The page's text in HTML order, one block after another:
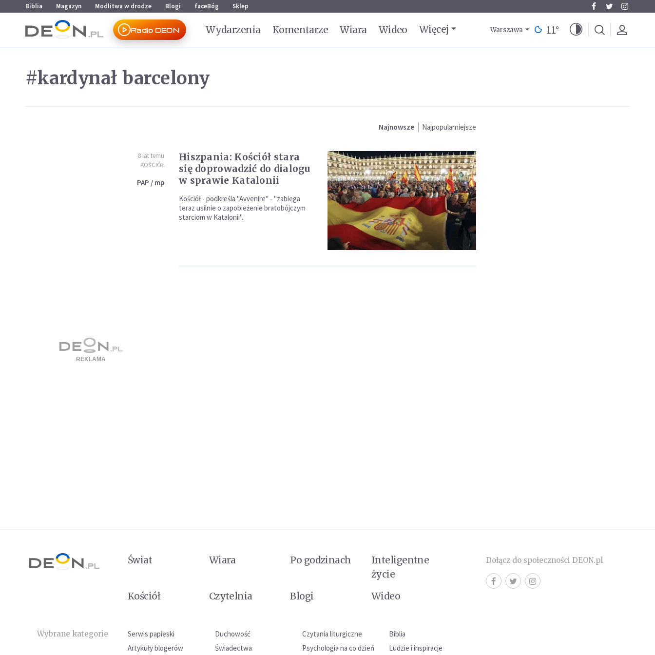
Przejdź do menu głównego
Przejdź do treści
Biblia Magazyn Modlitwa w drodze Blogi faceBóg Sklep
Radio DEON Wydarzenia Komentarze Wiara Wideo Więcej Warszawa 11°
#kardynał barcelony
Najnowsze Najpopularniejsze
8 lat temu
KOŚCIÓŁ
PAP / mp
Hiszpania: Kościół stara
się doprowadzić do dialogu
w sprawie Katalonii
Kościół - podkreśla "Avvenire" - "zabiega
teraz usilnie o zapobieżenie bratobójczym
starciom w Katalonii".
Świat Wiara Po godzinach
Inteligentne
życie
Kościół
Czytelnia Blogi Wideo
Wybrane kategorie Serwis papieski Duchowość Czytania liturgiczne
Biblia
Artykuły blogerów
Świadectwa Psychologia na co dzień Ludzie i inspiracje
Dołącz do społeczności DEON.pl